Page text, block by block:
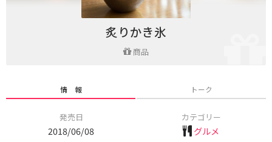
炙りかき氷
商品
情 報 トーク
発売日
2018/06/08
カテゴリー
グルメ